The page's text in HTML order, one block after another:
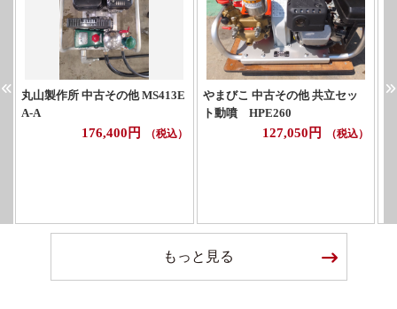
丸山製作所 中古その他 MS413E
A-A
176,400円 （税込）
やまびこ 中古その他 共立セッ
ト動噴 HPE260
127,050円 （税込）
もっと見る